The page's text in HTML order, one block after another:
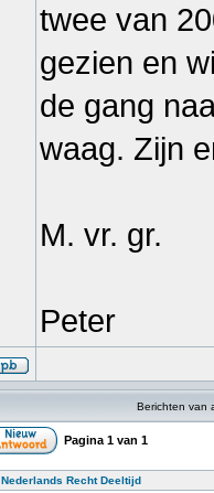
twee van
gezien en
de gang
waag. Zijn
M. vr. gr.
Peter
Berichten van
Pagina 1 van 1
Nederlands Recht Deeltijd